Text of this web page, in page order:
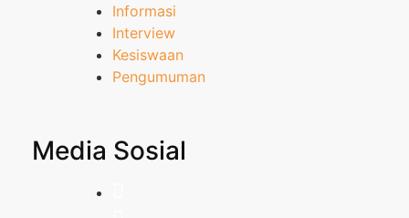
Informasi
Interview
Kesiswaan
Pengumuman
Media Sosial